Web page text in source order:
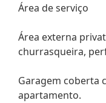
Área de serviço
Área externa
churrasqueira,
Garagem coberta
apartamento.